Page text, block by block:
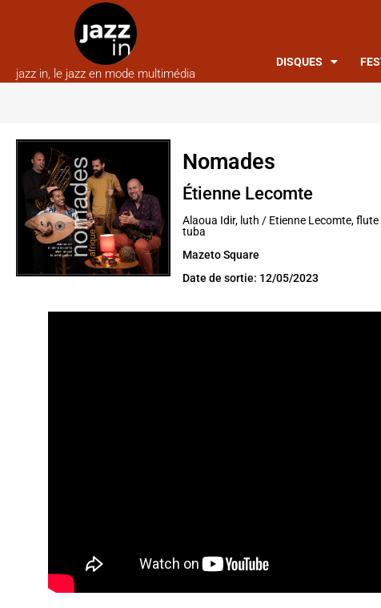
jazz in, le jazz en mode multimédia
DISQUES
Nomades
Étienne Lecomte
Alaoua Idir, luth / Etienne Lecomte,
tuba
Mazeto Square
Date de sortie: 12/05/2023